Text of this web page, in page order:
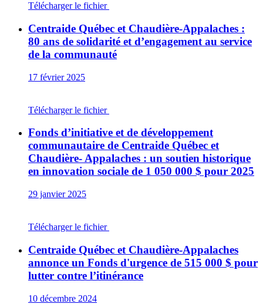
Télécharger le fichier
Centraide Québec et Chaudière-Appalaches :
80 ans de solidarité et d’engagement au service
de la communauté
17 février 2025
Télécharger le fichier
Fonds d’initiative et de développement
communautaire de Centraide Québec et
Chaudière- Appalaches : un soutien historique
en innovation sociale de 1 050 000 $ pour 2025
29 janvier 2025
Télécharger le fichier
Centraide Québec et Chaudière-Appalaches
annonce un Fonds d'urgence de 515 000 $ pour
lutter contre l’itinérance
10 décembre 2024